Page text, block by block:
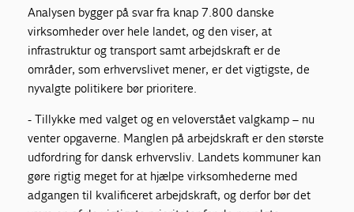
Analysen bygger på svar fra knap 7.800 danske
virksomheder over hele landet, og den viser, at
infrastruktur og transport samt arbejdskraft er de
områder, som erhvervslivet mener, er det vigtigste, de
nyvalgte politikere bør prioritere.
- Tillykke med valget og en veloverstået valgkamp – nu
venter opgaverne. Manglen på arbejdskraft er den største
udfordring for dansk erhvervsliv. Landets kommuner kan
gøre rigtig meget for at hjælpe virksomhederne med
adgangen til kvalificeret arbejdskraft, og derfor bør det